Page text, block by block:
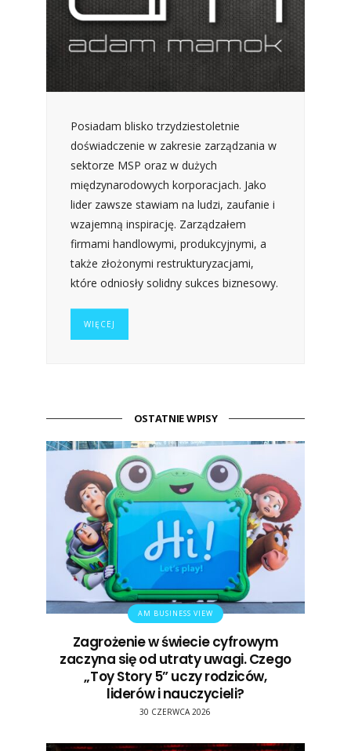
Posiadam blisko trzydziestoletnie
doświadczenie w zakresie zarządzania w
sektorze MSP oraz w dużych
międzynarodowych korporacjach. Jako
lider zawsze stawiam na ludzi, zaufanie i
wzajemną inspirację. Zarządzałem
firmami handlowymi, produkcyjnymi, a
także złożonymi restrukturyzacjami,
które odniosły solidny sukces biznesowy.
WIĘCEJ
OSTATNIE WPISY
AM BUSINESS VIEW
Zagrożenie w świecie cyfrowym
zaczyna się od utraty uwagi. Czego
„Toy Story 5” uczy rodziców,
liderów i nauczycieli?
30 CZERWCA 2026